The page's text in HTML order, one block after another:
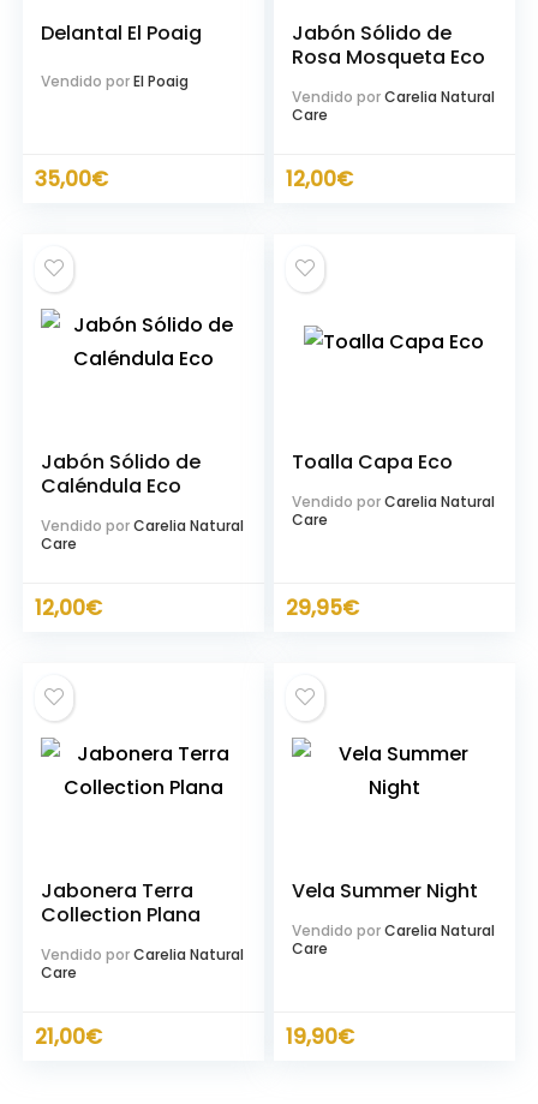
Delantal El Poaig
Vendido porEl Poaig
35,00€
Jabón Sólido de
Rosa Mosqueta Eco
Vendido porCarelia Natural
Care
12,00€
Jabón Sólido de
Caléndula Eco
Vendido porCarelia Natural
Care
12,00€
Toalla Capa Eco
Vendido porCarelia Natural
Care
29,95€
Jabonera Terra
Collection Plana
Vendido porCarelia Natural
Care
21,00€
Vela Summer Night
Vendido porCarelia Natural
Care
19,90€